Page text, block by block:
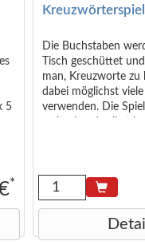
5
*
Kreuzwörterspiel
Die Buchstaben
Tisch geschüttet
man, Kreuzworte zu
dabei möglichst
verwenden. Die
werden gespielt?)
nach Ablauf der
Zeitspanne die
Plättchen.